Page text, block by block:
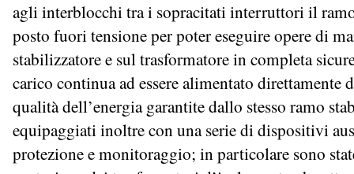
agli interblocchi tra i sopracitati interruttori il
posto fuori tensione per poter eseguire opere di
stabilizzatore e sul trasformatore in completa
carico continua ad essere alimentato direttamente
qualità dell’energia garantite dallo stesso ramo
equipaggiati inoltre con una serie di dispositivi
protezione e monitoraggio; in particolare sono